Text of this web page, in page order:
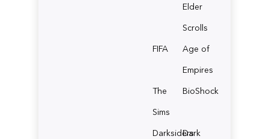
Elder
Scrolls
FIFA
Age of
Empires
The
Sims
BioShock
Darksiders
Dark